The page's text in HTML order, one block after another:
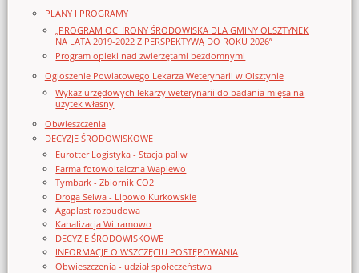
PLANY I PROGRAMY
„PROGRAM OCHRONY ŚRODOWISKA DLA GMINY OLSZTYNEK
NA LATA 2019-2022 Z PERSPEKTYWĄ DO ROKU 2026”
Program opieki nad zwierzętami bezdomnymi
Ogloszenie Powiatowego Lekarza Weterynarii w Olsztynie
Wykaz urzędowych lekarzy weterynarii do badania mięsa na
użytek własny
Obwieszczenia
DECYZJE ŚRODOWISKOWE
Eurotter Logistyka - Stacja paliw
Farma fotowoltaiczna Waplewo
Tymbark - Zbiornik CO2
Droga Selwa - Lipowo Kurkowskie
Agaplast rozbudowa
Kanalizacja Witramowo
DECYZJE ŚRODOWISKOWE
INFORMACJE O WSZCZĘCIU POSTĘPOWANIA
Obwieszczenia - udział społeczeństwa